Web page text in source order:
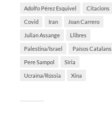
Adolfo Pérez Esquivel Citacions
Covid Iran Joan Carrero
Julian Assange Llibres
Palestina/Israel Països Catalans
Pere Sampol Síria
Ucraïna/Rússia Xina